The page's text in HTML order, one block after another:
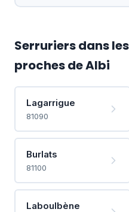
Serruriers dans
proches de Albi
Lagarrigue
81090
Burlats
81100
Laboulbène